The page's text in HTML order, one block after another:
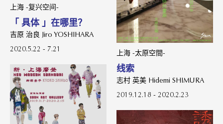
上海 -复兴空间-
「 具体 」在哪里？
吉原 治良 Jiro YOSHIHARA
2020.5.22 - 7.21
上海 -太原空間-
线索
志村 英美 Hidemi SHIMURA
2019.12.18 - 2020.2.23